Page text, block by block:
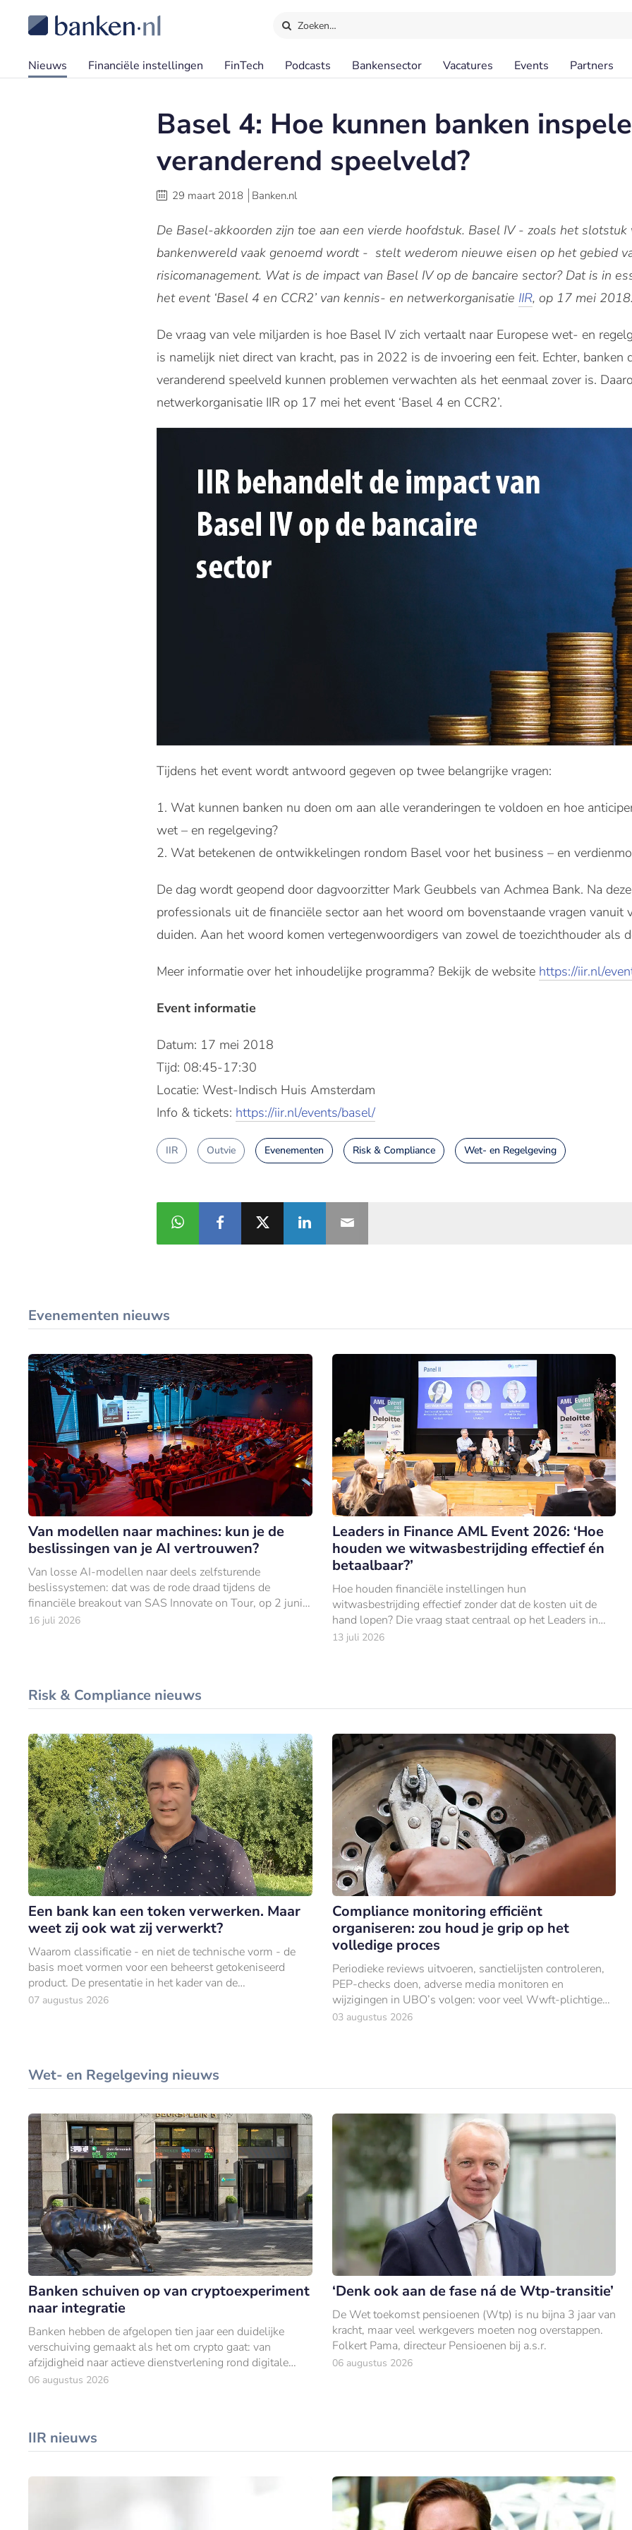
Zoeken…
Nieuws Financiële instellingen FinTech Podcasts Bankensector Vacatures Events Partners
Basel 4: Hoe kunnen banken
veranderend speelveld?
29 maart 2018 Banken.nl
De Basel-akkoorden zijn toe aan een vierde hoofdstuk. Basel IV - zoals het slotstuk
bankenwereld vaak genoemd wordt - stelt wederom nieuwe eisen op het gebied
risicomanagement. Wat is de impact van Basel IV op de bancaire sector? Dat is in
het event ‘Basel 4 en CCR2’ van kennis- en netwerkorganisatie IIR, op 17 mei 2018.
De vraag van vele miljarden is hoe Basel IV zich vertaalt naar Europese wet- en
is namelijk niet direct van kracht, pas in 2022 is de invoering een feit. Echter, banken
veranderend speelveld kunnen problemen verwachten als het eenmaal zover is.
netwerkorganisatie IIR op 17 mei het event ‘Basel 4 en CCR2’.
Tijdens het event wordt antwoord gegeven op twee belangrijke vragen:
1. Wat kunnen banken nu doen om aan alle veranderingen te voldoen en hoe
wet – en regelgeving?
2. Wat betekenen de ontwikkelingen rondom Basel voor het business – en
De dag wordt geopend door dagvoorzitter Mark Geubbels van Achmea Bank. Na
professionals uit de financiële sector aan het woord om bovenstaande vragen vanuit
duiden. Aan het woord komen vertegenwoordigers van zowel de toezichthouder als
Meer informatie over het inhoudelijke programma? Bekijk de website https://iir.nl/
Event informatie
Datum: 17 mei 2018
Tijd: 08:45-17:30
Locatie: West-Indisch Huis Amsterdam
Info & tickets: https://iir.nl/events/basel/
IIR Outvie Evenementen Risk & Compliance Wet- en Regelgeving
Evenementen nieuws
Van modellen naar machines: kun je de
beslissingen van je AI vertrouwen?
Van losse AI-modellen naar deels zelfsturende
beslissystemen: dat was de rode draad tijdens de
financiële breakout van SAS Innovate on Tour, op 2 juni
in Amsterdam.
16 juli 2026
Leaders in Finance AML Event 2026: ‘Hoe
houden we witwasbestrijding effectief én
betaalbaar?’
Hoe houden financiële instellingen hun
witwasbestrijding effectief zonder dat de kosten uit de
hand lopen? Die vraag staat centraal op het Leaders in
Finance AML Event 2026, dat op donderdag 1 oktober
13 juli 2026
Risk & Compliance nieuws
Een bank kan een token verwerken. Maar
weet zij ook wat zij verwerkt?
Waarom classificatie - en niet de technische vorm - de
basis moet vormen voor een beheerst getokeniseerd
product. De presentatie in het kader van de
productgoedkeuring ziet er overtuigend uit.
07 augustus 2026
Compliance monitoring efficiënt
organiseren: zou houd je grip op het
volledige proces
Periodieke reviews uitvoeren, sanctielijsten controleren,
PEP-checks doen, adverse media monitoren en
wijzigingen in UBO’s volgen: voor veel Wwft-plichtige
organisaties bestaat compliance monitoring
03 augustus 2026
Wet- en Regelgeving nieuws
Banken schuiven op van cryptoexperiment
naar integratie
Banken hebben de afgelopen tien jaar een duidelijke
verschuiving gemaakt als het om crypto gaat: van
afzijdigheid naar actieve dienstverlening rond digitale
activa.
06 augustus 2026
‘Denk ook aan de fase ná de Wtp-transitie’
De Wet toekomst pensioenen (Wtp) is nu bijna 3 jaar van
kracht, maar veel werkgevers moeten nog overstappen.
Folkert Pama, directeur Pensioenen bij a.s.r.
06 augustus 2026
IIR nieuws